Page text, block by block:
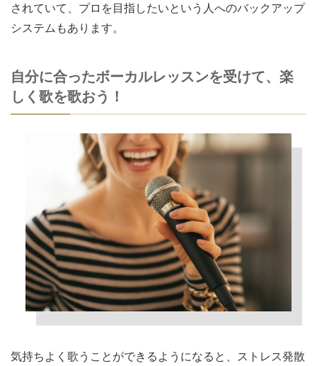
されていて、プロを目指したいという人へのバックアップ
システムもあります。
自分に合ったボーカルレッスンを受けて、楽
しく歌を歌おう！
気持ちよく歌うことができるようになると、ストレス発散